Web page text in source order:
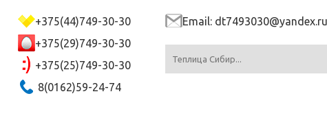
+375(44)749-30-30
+375(29)749-30-30
+375(25)749-30-30
8(0162)59-24-74
Email: dt7493030@yandex.ru